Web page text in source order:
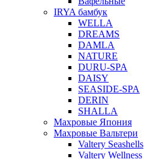
IRYA бамбук
WELLA
DREAMS
DAMLA
NATURE
DURU-SPA
DAISY
SEASIDE-SPA
DERIN
SHALLA
Махровые Япония
Махровые Вальтери
Valtery Seashells
Valtery Wellness